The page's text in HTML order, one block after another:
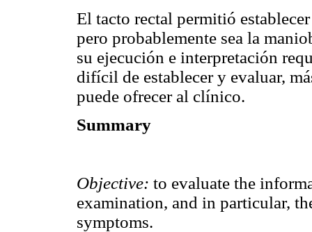
El tacto rectal permitió
pero probablemente sea la
su ejecución e interpretación
difícil de establecer y evaluar,
puede ofrecer al clínico.
Summary
Objective: to evaluate the
examination, and in particular,
symptoms.